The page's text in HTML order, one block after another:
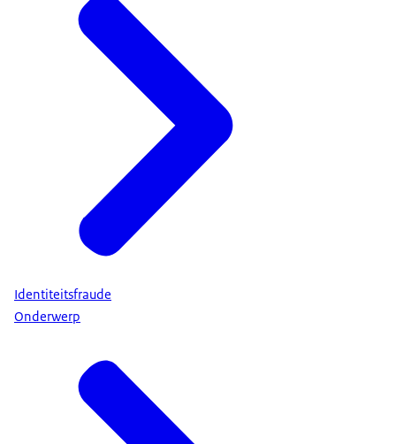
Identiteitsfraude
Onderwerp